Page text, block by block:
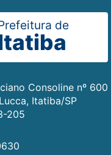
de
Consoline nº 600
Itatiba/SP
205